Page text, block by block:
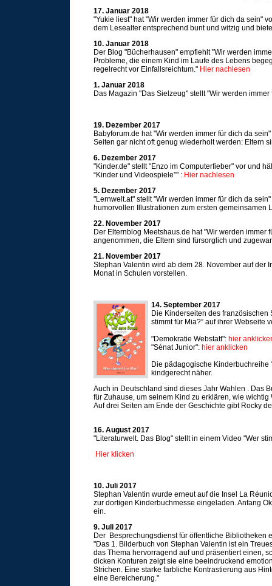
17. Januar 2018
"Yukie liest" hat "Wir werden immer für dich da sein"
dem Lesealter entsprechend bunt und witzig und
10. Januar 2018
Der Blog "Bücherhausen" empfiehlt "Wir werden
Probleme, die einem Kind im Laufe des Lebens
regelrecht vor Einfallsreichtum." Hier nachlesen
1. Januar 2018
Das Magazin "Das Sielzeug" stellt "Wir werden
19. Dezember 2017
Babyforum.de hat "Wir werden immer für dich da
Seiten gar nicht oft genug wiederholt werden: Eltern
6. Dezember 2017
"Kinder.de" stellt "Enzo im Computerfieber" vor und
“Kinder und Videospiele”" : Hier nachlesen
5. Dezember 2017
"Lernwelt.at" stellt "Wir werden immer für dich da
humorvollen Illustrationen zum ersten
22. November 2017
Der Elternblog Meetshaus.de hat "Wir werden
angenommen, die Eltern sind fürsorglich und
21. November 2017
Stephan Valentin wird ab dem 28. November auf
Monat in Schulen vorstellen.
14. September 2017
Die Kinderseiten des
stimmt für Mia?” auf ihrer Webseite
"Demokratie Webstatt": hier
"Sénat Junior": hier anklicken
Die pädagogische Kinderbuchreihe
kindgerecht näher.
Auch in Deutschland sind dieses Jahr Wahlen . Das
für Zuhause, um seinem Kind zu erklären, wie
Auf drei Seiten am Ende der Geschichte gibt Rocky
16. August 2017
"Literaturwelt. Das Blog" stellt in einem Video "Wer
Hier klicken
10. Juli 2017
Stephan Valentin wurde erneut auf die Insel La
zur dortigen Kinderbuchmesse eingeladen. Anfang
ein.
9. Juli 2017
Der Besprechungsdienst für öffentliche Bibliotheken
"Das 1. Bilderbuch von Stephan Valentin ist ein
das Thema hervorragend auf und präsentiert einen,
dicken Konturen zeigt sie eine beeindruckend
Strichen. Eine starke farbliche Kontrastierung aus
eine Bereicherung."